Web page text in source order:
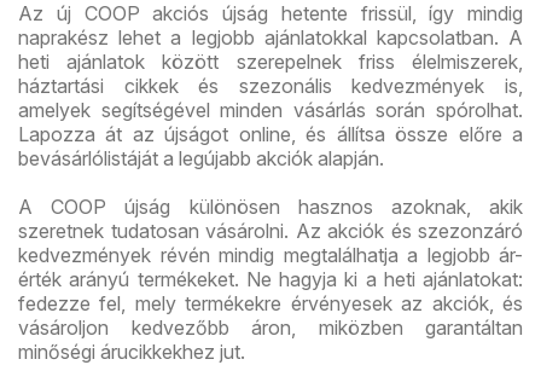
Az új COOP akciós újság hetente frissül, így mindig
naprakész lehet a legjobb ajánlatokkal kapcsolatban. A
heti ajánlatok között szerepelnek friss élelmiszerek,
háztartási cikkek és szezonális kedvezmények is,
amelyek segítségével minden vásárlás során spórolhat.
Lapozza át az újságot online, és állítsa össze előre a
bevásárlólistáját a legújabb akciók alapján.
A COOP újság különösen hasznos azoknak, akik
szeretnek tudatosan vásárolni. Az akciók és szezonzáró
kedvezmények révén mindig megtalálhatja a legjobb ár-
érték arányú termékeket. Ne hagyja ki a heti ajánlatokat:
fedezze fel, mely termékekre érvényesek az akciók, és
vásároljon kedvezőbb áron, miközben garantáltan
minőségi árucikkekhez jut.